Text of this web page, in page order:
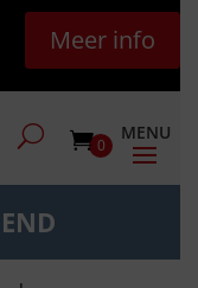
Meer info
0